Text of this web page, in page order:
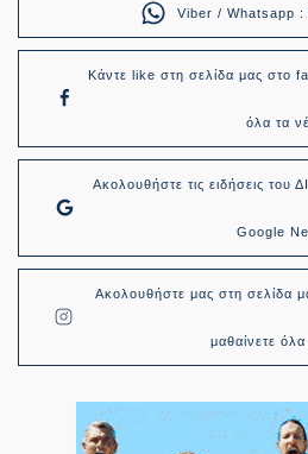
Viber / Whatsapp :
Κάντε like στη σελίδα μας στο
όλα τα
Ακολουθήστε τις ειδήσεις
Google
Ακολουθήστε μας στη σελίδα
μαθαίνετε